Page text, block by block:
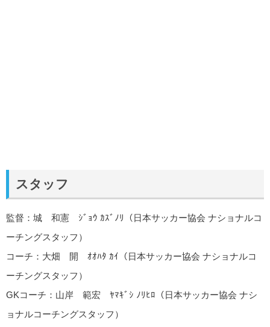
スタッフ
監督：城 和憲 ｼﾞｮｳ ｶｽﾞﾉﾘ（日本サッカー協会 ナショナルコ
ーチングスタッフ）
コーチ：大畑 開 ｵｵﾊﾀ ｶｲ（日本サッカー協会 ナショナルコ
ーチングスタッフ）
GKコーチ：山岸 範宏 ﾔﾏｷﾞｼ ﾉﾘﾋﾛ（日本サッカー協会 ナシ
ョナルコーチングスタッフ）